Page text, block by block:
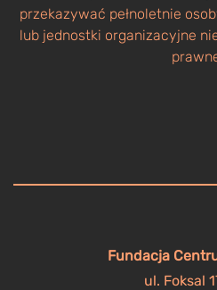
przekazywać pełnoletnie
lub jednostki organizacyjne
Fundacja
ul. Foksal